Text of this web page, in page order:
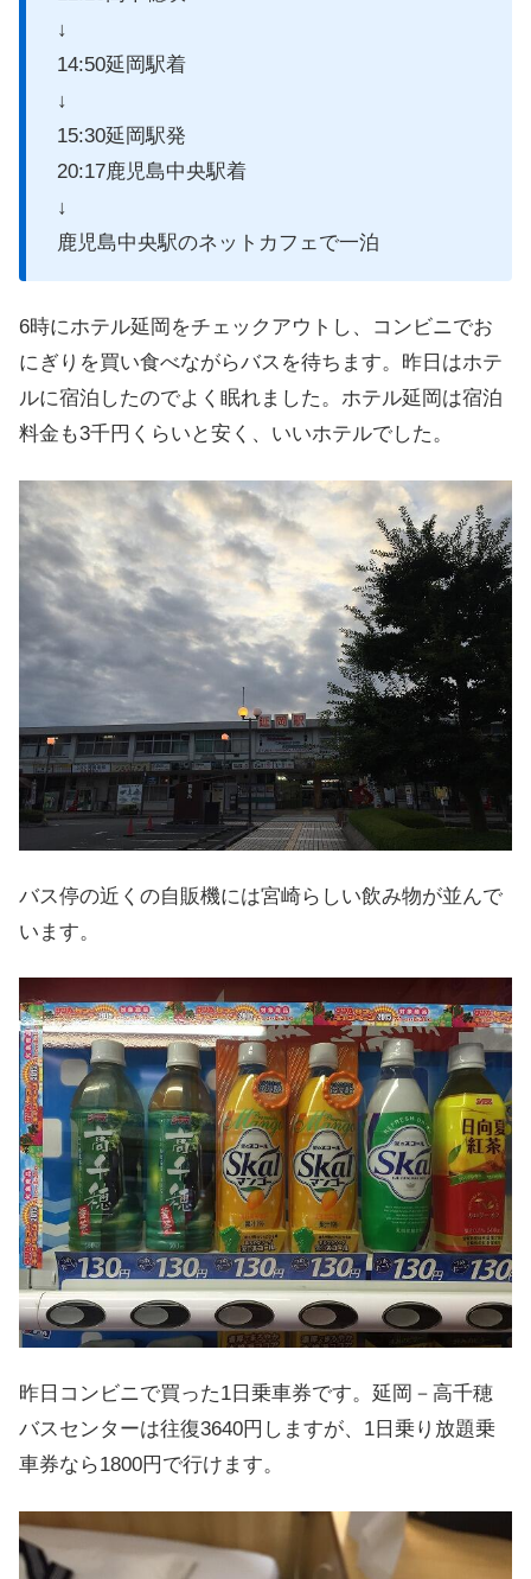
↓
14:50延岡駅着
↓
15:30延岡駅発
20:17鹿児島中央駅着
↓
鹿児島中央駅のネットカフェで一泊
6時にホテル延岡をチェックアウトし、コンビニでお
にぎりを買い食べながらバスを待ちます。昨日はホテ
ルに宿泊したのでよく眠れました。ホテル延岡は宿泊
料金も3千円くらいと安く、いいホテルでした。
バス停の近くの自販機には宮崎らしい飲み物が並んで
います。
昨日コンビニで買った1日乗車券です。延岡－高千穂
バスセンターは往復3640円しますが、1日乗り放題乗
車券なら1800円で行けます。